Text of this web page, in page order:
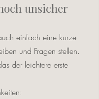
unsicher
einfach eine kurze
und Fragen stellen.
der leichtere erste